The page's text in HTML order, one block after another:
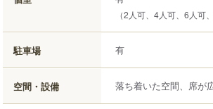
（2人可、4人可、6人可
駐車場 有
空間・設備 落ち着いた空間、席が